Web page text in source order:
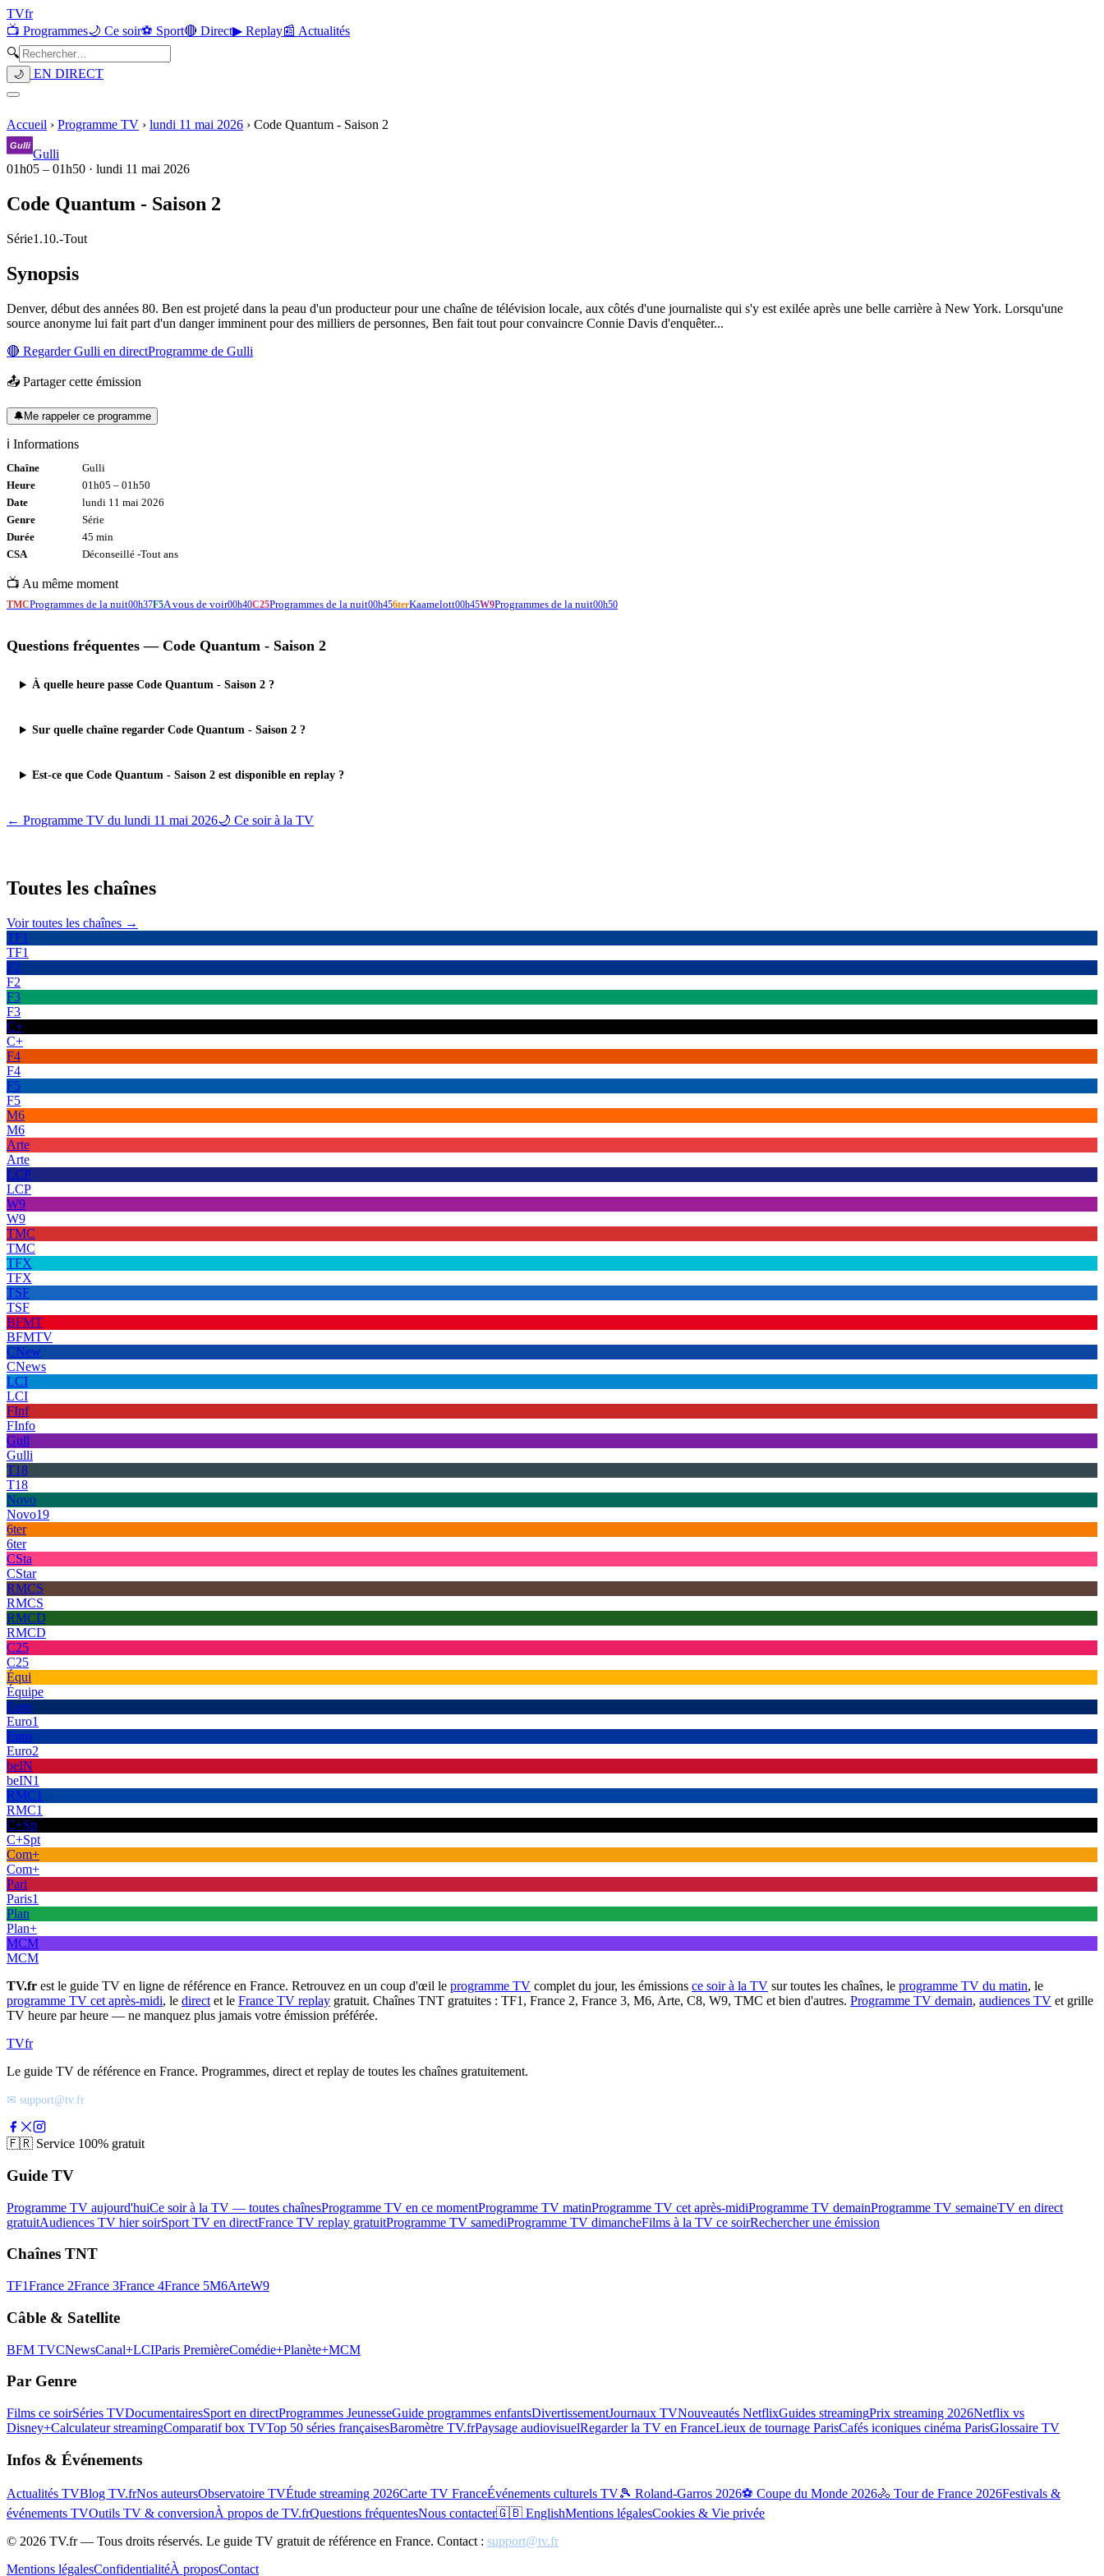
TVfr
📺 Programmes🌙 Ce soir⚽ Sport🔴 Direct▶ Replay📰 Actualités
🔍
🌙 EN DIRECT
Accueil › Programme TV › lundi 11 mai 2026 › Code Quantum - Saison 2
Gulli
01h05 – 01h50 · lundi 11 mai 2026
Code Quantum - Saison 2
Série1.10.-Tout
Synopsis
Denver, début des années 80. Ben est projeté dans la peau d'un producteur pour une chaîne de télévision locale, aux côtés d'une journaliste qui s'y est exilée après une belle carrière à New York. Lorsqu'une
source anonyme lui fait part d'un danger imminent pour des milliers de personnes, Ben fait tout pour convaincre Connie Davis d'enquêter...
🔴 RegarderGulli en directProgramme de Gulli
📤 Partager cette émission
🔔Me rappeler ce programme
ℹ️ Informations
Chaîne
Gulli
Heure
01h05 – 01h50
Date
lundi 11 mai 2026
Genre
Série
Durée
45 min
CSA
Déconseillé -Tout ans
📺 Au même moment
TMCProgrammes de la nuit00h37F5A vous de voir00h40C25Programmes de la nuit00h456terKaamelott00h45W9Programmes de la nuit00h50
Questions fréquentes — Code Quantum - Saison 2
À quelle heure passe Code Quantum - Saison 2 ?
Sur quelle chaîne regarder Code Quantum - Saison 2 ?
Est-ce que Code Quantum - Saison 2 est disponible en replay ?
← Programme TV du lundi 11 mai 2026🌙 Ce soir à la TV
Toutes les chaînes
Voir toutes les chaînes →
TF1
TF1
F2
F2
F3
F3
C+
C+
F4
F4
F5
F5
M6
M6
Arte
Arte
LCP
LCP
W9
W9
TMC
TMC
TFX
TFX
TSF
TSF
BFMT
BFMTV
CNew
CNews
LCI
LCI
FInf
FInfo
Gull
Gulli
T18
T18
Novo
Novo19
6ter
6ter
CSta
CStar
RMCS
RMCS
RMCD
RMCD
C25
C25
Équi
Équipe
Euro
Euro1
Euro
Euro2
beIN
beIN1
RMC1
RMC1
C+Sp
C+Spt
Com+
Com+
Pari
Paris1
Plan
Plan+
MCM
MCM
TV.fr est le guide TV en ligne de référence en France. Retrouvez en un coup d'œil le programme TV complet du jour, les émissions ce soir à la TV sur toutes les chaînes, le programme TV du matin, le
programme TV cet après-midi, le direct et le France TV replay gratuit. Chaînes TNT gratuites : TF1, France 2, France 3, M6, Arte, C8, W9, TMC et bien d'autres. Programme TV demain, audiences TV et grille
TV heure par heure — ne manquez plus jamais votre émission préférée.
TVfr
Le guide TV de référence en France. Programmes, direct et replay de toutes les chaînes gratuitement.
✉ support@tv.fr
🇫🇷 Service 100% gratuit
Guide TV
Programme TV aujourd'huiCe soir à la TV — toutes chaînesProgramme TV en ce momentProgramme TV matinProgramme TV cet après-midiProgramme TV demainProgramme TV semaineTV en direct
gratuitAudiences TV hier soirSport TV en directFrance TV replay gratuitProgramme TV samediProgramme TV dimancheFilms à la TV ce soirRechercher une émission
Chaînes TNT
TF1France 2France 3France 4France 5M6ArteW9
Câble & Satellite
BFM TVCNewsCanal+LCIParis PremièreComédie+Planète+MCM
Par Genre
Films ce soirSéries TVDocumentairesSport en directProgrammes JeunesseGuide programmes enfantsDivertissementJournaux TVNouveautés NetflixGuides streamingPrix streaming 2026Netflix vs
Disney+Calculateur streamingComparatif box TVTop 50 séries françaisesBaromètre TV.frPaysage audiovisuelRegarder la TV en FranceLieux de tournage ParisCafés iconiques cinéma ParisGlossaire TV
Infos & Événements
Actualités TVBlog TV.frNos auteursObservatoire TVÉtude streaming 2026Carte TV FranceÉvénements culturels TV🎾 Roland-Garros 2026⚽ Coupe du Monde 2026🚴 Tour de France 2026Festivals &
événements TVOutils TV & conversionÀ propos de TV.frQuestions fréquentesNous contacter🇬🇧 EnglishMentions légalesCookies & Vie privée
© 2026 TV.fr — Tous droits réservés. Le guide TV gratuit de référence en France. Contact : support@tv.fr
Mentions légalesConfidentialitéÀ proposContact